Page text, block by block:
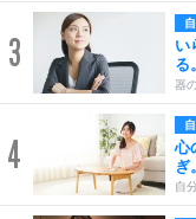
3
い
る。
器
4
心
ぎ。
自